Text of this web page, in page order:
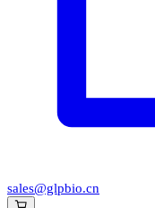
sales@glpbio.cn